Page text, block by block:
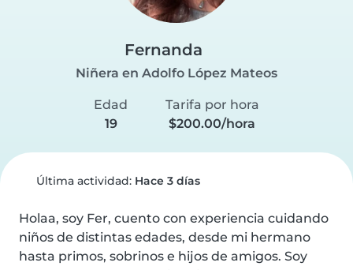
Fernanda
Niñera en Adolfo López Mateos
Edad
19
Tarifa por hora
$200.00/hora
Última actividad: Hace 3 días
Holaa, soy Fer, cuento con experiencia cuidando
niños de distintas edades, desde mi hermano
hasta primos, sobrinos e hijos de amigos. Soy